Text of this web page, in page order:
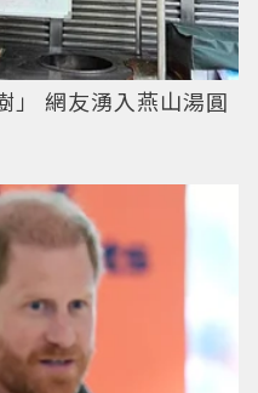
」 網友湧入燕山湯圓